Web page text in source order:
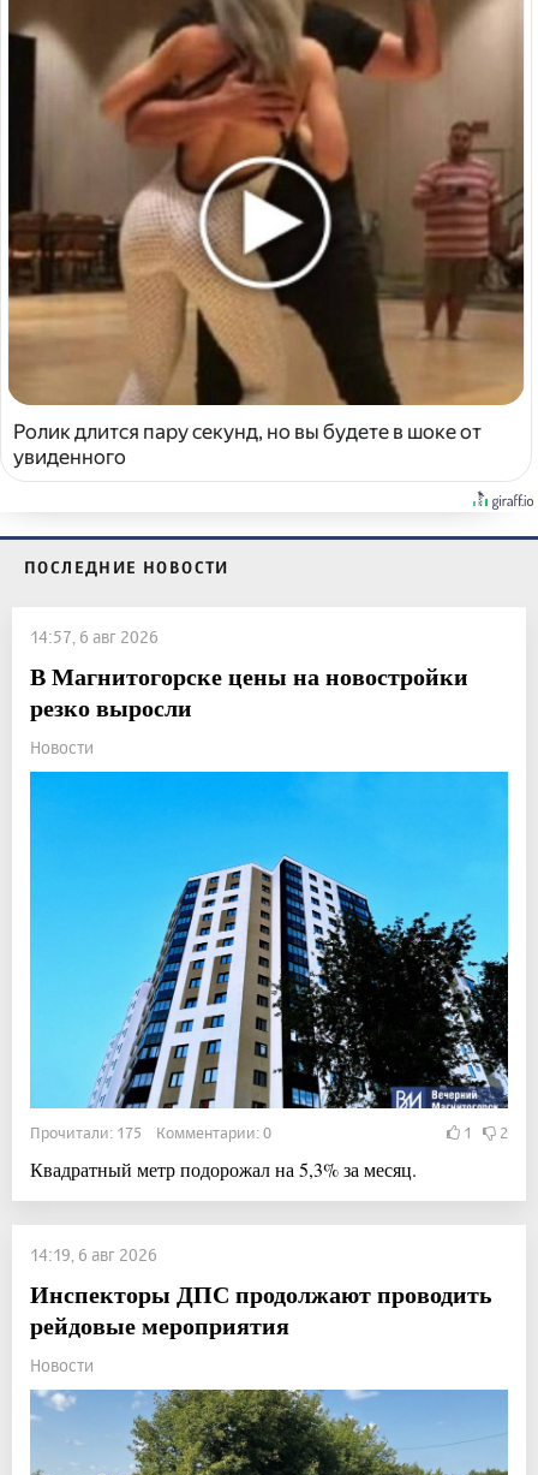
Ролик длится пару секунд, но вы будете в шоке от
увиденного
ПОСЛЕДНИЕ НОВОСТИ
14:57, 6 авг 2026
В Магнитогорске цены на новостройки
резко выросли
Новости
Прочитали: 175 Комментарии: 0 1 2
Квадратный метр подорожал на 5,3% за месяц.
14:19, 6 авг 2026
Инспекторы ДПС продолжают проводить
рейдовые мероприятия
Новости